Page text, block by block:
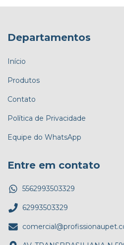
Departamentos
Início
Produtos
Contato
Política de Privacidade
Equipe do WhatsApp
Entre em contato
5562993503329
62993503329